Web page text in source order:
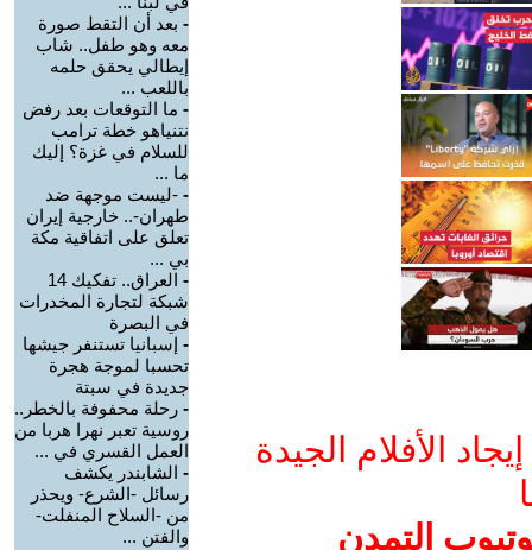
الأفلام الجيدة
التمدن
- بعد أن التقط صورة
معه وهو طفل.. شاب
إيطالي يحقق حلمه
باللعب ...
- ما التوقعات بعد رفض
نتنياهو خطة ترامب
للسلام في غزة؟ إليك
ما ...
- -ليست موجهة ضد
طهران-.. خارجية إيران
تعلق على اتفاقية مكة
بي ...
-
العراق.. تفكيك 14
شبكة لتجارة المخدرات
في البصرة
- إسبانيا تستنفر جيشها
تحسبا لموجة هجرة
جديدة في سبتة
- رحلة محفوفة بالخطر..
روسية تعبر نهرا هربا من
العمل القسري في ...
- الشابندر يكشف
رسائل -الشرع- ويحذر
من -السلاح المنفلت-
والفتن ...